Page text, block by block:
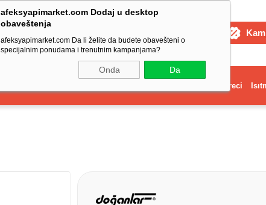
afeksyapimarket.com Dodaj u desktop
obaveštenja
afeksyapimarket.com Da li želite da budete obavešteni o
specijalnim ponudama i trenutnim kampanjama?
Onda Da
Dekorasyon ve Ev Gereci